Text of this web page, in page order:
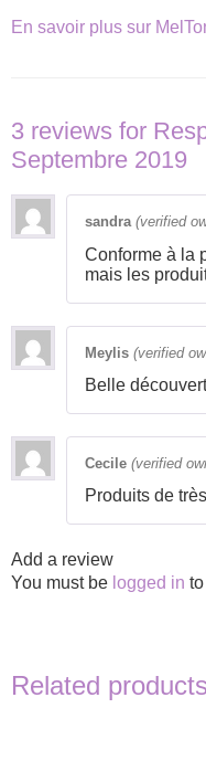
En savoir plus sur
3 reviews for
Septembre 2019
sandra (verified
Conforme à la
mais les
Meylis (verified
Belle
Cecile (verified
Produits de
Add a review
You must be logged in
Related products